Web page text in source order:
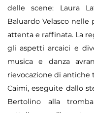
delle scene: Laura
Baluardo Velasco
attenta e raffinata. La
gli aspetti arcaici e
musica e danza
rievocazione di antiche
Caimi, eseguite dallo
Bertolino alla